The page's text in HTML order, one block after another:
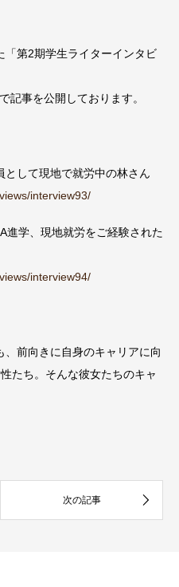
第2期学生ライターインタビ
記事を公開しております。
として現地で就労中の林さん
interview93/
進学、現地就労をご経験された
interview94/
前向きに自身のキャリアに向
たち。そんな彼女たちのキャ